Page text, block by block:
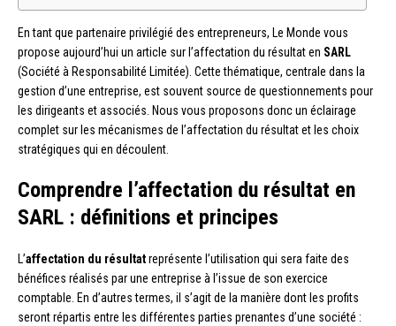
En tant que partenaire privilégié des entrepreneurs, Le Monde vous
propose aujourd’hui un article sur l’affectation du résultat en SARL
(Société à Responsabilité Limitée). Cette thématique, centrale dans la
gestion d’une entreprise, est souvent source de questionnements pour
les dirigeants et associés. Nous vous proposons donc un éclairage
complet sur les mécanismes de l’affectation du résultat et les choix
stratégiques qui en découlent.
Comprendre l’affectation du résultat en
SARL : définitions et principes
L’affectation du résultatreprésente l’utilisation qui sera faite des
bénéfices réalisés par une entreprise à l’issue de son exercice
comptable. En d’autres termes, il s’agit de la manière dont les profits
seront répartis entre les différentes parties prenantes d’une société :